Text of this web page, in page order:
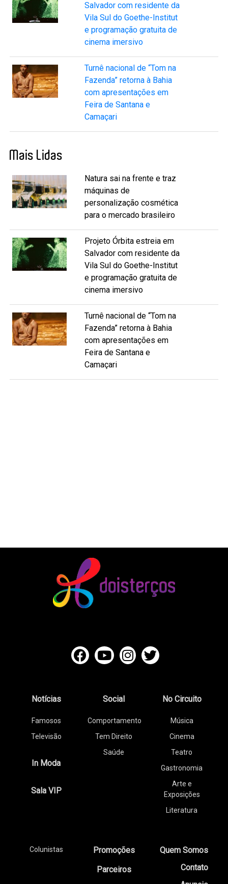
Salvador com residente da
Vila Sul do Goethe-Institut
e programação gratuita de
cinema imersivo
Turnê nacional de “Tom na
Fazenda” retorna à Bahia
com apresentações em
Feira de Santana e
Camaçari
Mais Lidas
Natura sai na frente e traz
máquinas de
personalização cosmética
para o mercado brasileiro
Projeto Órbita estreia em
Salvador com residente da
Vila Sul do Goethe-Institut
e programação gratuita de
cinema imersivo
Turnê nacional de “Tom na
Fazenda” retorna à Bahia
com apresentações em
Feira de Santana e
Camaçari
Notícias
Famosos
Televisão
In Moda
Sala VIP
Social
Comportamento
Tem Direito
Saúde
No Circuito
Música
Cinema
Teatro
Gastronomia
Arte e
Exposições
Literatura
Colunistas
Promoções
Parceiros
Quem Somos
Contato